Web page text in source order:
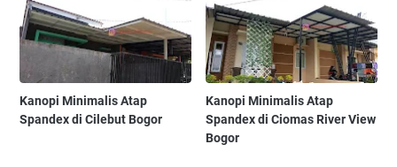
Kanopi Minimalis Atap
Spandex di Cilebut Bogor
Kanopi Minimalis Atap
Spandex di Ciomas River View
Bogor